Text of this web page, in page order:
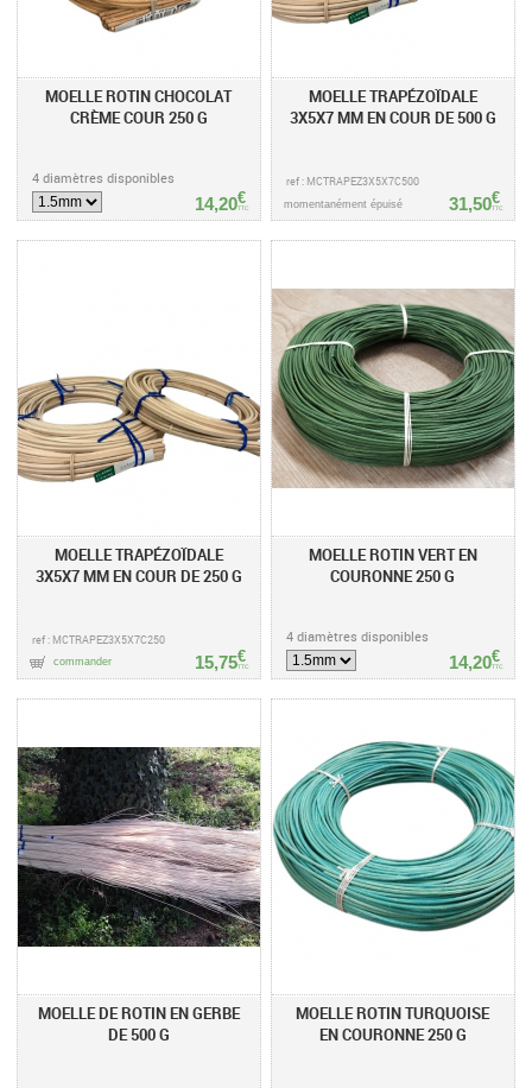
MOELLE ROTIN CHOCOLAT
CRÈME COUR 250 G
4 diamètres disponibles
14,20€
TTC
MOELLE TRAPÉZOÏDALE
3X5X7 MM EN COUR DE 500 G
ref : MCTRAPEZ3X5X7C500
31,50€
TTC
momentanément épuisé
MOELLE TRAPÉZOÏDALE
3X5X7 MM EN COUR DE 250 G
ref : MCTRAPEZ3X5X7C250
15,75€
TTC
commander
MOELLE ROTIN VERT EN
COURONNE 250 G
4 diamètres disponibles
14,20€
TTC
MOELLE DE ROTIN EN GERBE
DE 500 G
MOELLE ROTIN TURQUOISE
EN COURONNE 250 G